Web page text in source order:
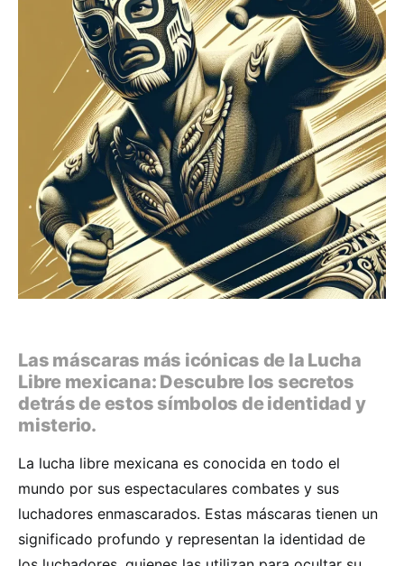
Las máscaras más icónicas de la Lucha
Libre mexicana: Descubre los secretos
detrás de estos símbolos de identidad y
misterio.
La lucha libre mexicana es conocida en todo el
mundo por sus espectaculares combates y sus
luchadores enmascarados. Estas máscaras tienen un
significado profundo y representan la identidad de